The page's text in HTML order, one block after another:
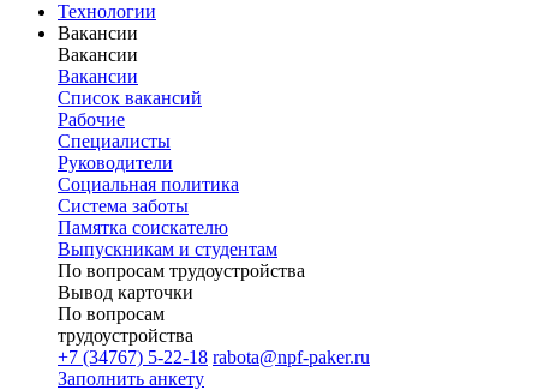
Технологии
Вакансии
Вакансии
Вакансии
Список вакансий
Рабочие
Специалисты
Руководители
Cоциальная политика
Система заботы
Памятка соискателю
Выпускникам и студентам
По вопросам трудоустройства
Вывод карточки
По вопросам
трудоустройства
+7 (34767) 5-22-18 rabota@npf-paker.ru
Заполнить анкету